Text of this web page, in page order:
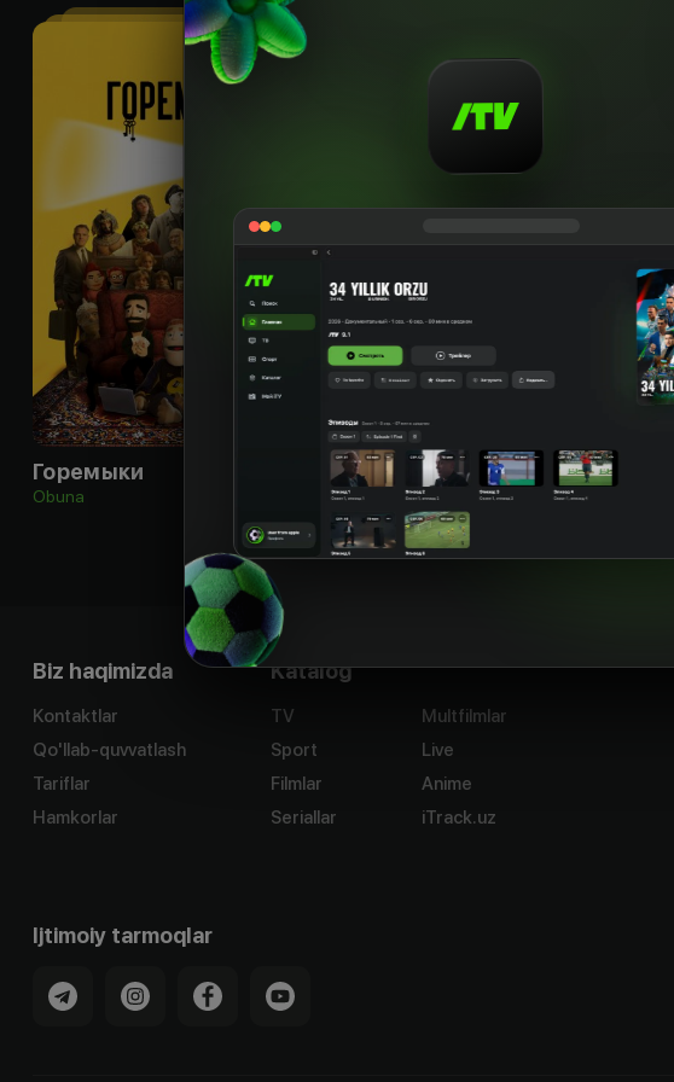
Горемыки
Obuna
Миллионер из Балашихи
Obuna
Biz haqimizda
Kontaktlar
Qo'llab-quvvatlash
Tariflar
Hamkorlar
Katalog
TV
Sport
Filmlar
Seriallar
Multfilmlar
Live
Anime
iTrack.uz
Ijtimoiy tarmoqlar